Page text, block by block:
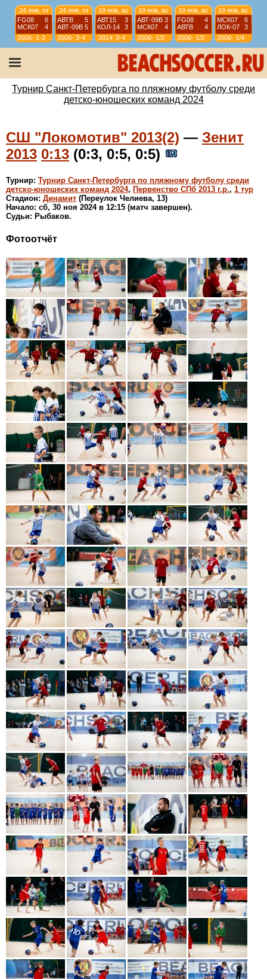
24 янв, пт
FG08
6
МСК07
4
2006-
07
1-2
24 янв, пт
АВТВ
5
АВТ-09B 5
2006-
07
3-4
19 янв, вс
АВТ15
3
КОЛ-14
3
2014 3-4
19 янв, вс
АВТ-09B 3
МСК07
4
2006-
07
1/2
19 янв, вс
FG08
4
АВТВ
4
2006-
07
1/2
19 янв, вс
МСК07
6
ЛОК-07
3
2006-
07
1/4
07
12 янв, вс
АВТ-09B 6
ЛИС08
4
07
12 янв, вс
ИСКР-07 5
СШЛ08R 3
07
12 янв, вс
ИС-08
1
МСК08
4
07
Турнир Санкт-Петербурга по пляжному футболу среди
детско-юношеских команд 2024
СШ "Локомотив" 2013(2) — Зенит
2013 0:13 (0:3, 0:5, 0:5)
Турнир: Турнир Санкт-Петербурга по пляжному футболу среди
детско-юношеских команд 2024, Первенство СПб 2013 г.р., 1 тур
Стадион: Динамит (Переулок Челиева, 13)
Начало: сб, 30 ноя 2024 в 12:15 (матч завершен).
Судьи: Рыбаков.
Фотоотчёт